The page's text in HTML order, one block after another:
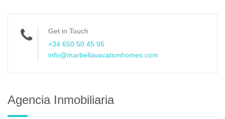
Get in Touch
+34 650 50 45 95
info@marbellavacationhomes.com
Agencia Inmobiliaria